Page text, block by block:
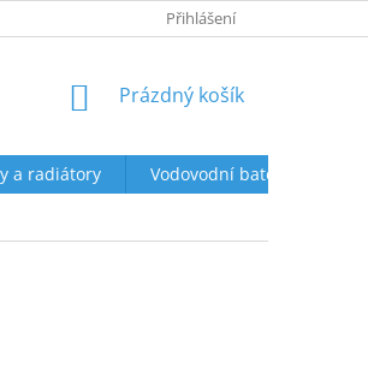
OBCHODNÍ PODMÍNKYPřihlášení
NÁKUPNÍ
Prázdný košík
a radiátory
Vodovodní baterie a